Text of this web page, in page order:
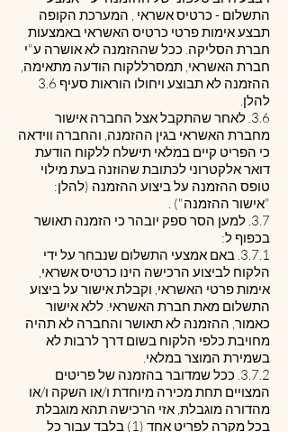
התשלום - כרטיס אשראי , המערכת הקופה
תבצע אימות פרטי כרטיס האשראי באמצעות
חברת הסליקה. ככל שההזמנה לא אושרה ע"י
חברת האשראי, תמסרללקוח הודעה מתאימה,
ההזמנה לא תבוצע ויחולו הוראות סעיף ‎3.6
להלן.
3.6. לאחר שהתקבל אצל החברה אישור
מחברת האשראי בגין ההזמנה, והחברה ווידאה
כי הפריט קיים במלאי תישלח ללקוח הודעת
דואר אלקטרוני לכתובת שהוזנה בעת מילוי
טופס ההזמנה על ביצוע ההזמנה (להלן:
"אישור ההזמנה") .
3.7. למען הסר ספק יובהר כי הזמנה תאושר
בכפוף ל:
3.7.1. באם אמצעי התשלום שנבחר על ידי
הלקוח לביצוע הרכישה הינו כרטיס אשראי,
אימות פרטי האשראי, וקבלת אישור על ביצוע
התשלום מאת חברת האשראי. ללא אישור
כאמור, ההזמנה לא תאושר והחברה לא תהיה
מחויבת כלפי הלקוח בשום דרך לרבות לא
בשמירת המוצר במלאי.
3.7.2. ככל שמדובר בהזמנה של פריטים
המצויים תחת מכירה מיוחדת ו/או השקה ו/או
מהדורה מוגבלת, אזי הרכישה תהא מוגבלת
בכל מקרה לפריט אחד (1) בלבד עבור כל